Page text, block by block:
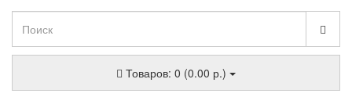
Товаров: 0 (0.00 р.)